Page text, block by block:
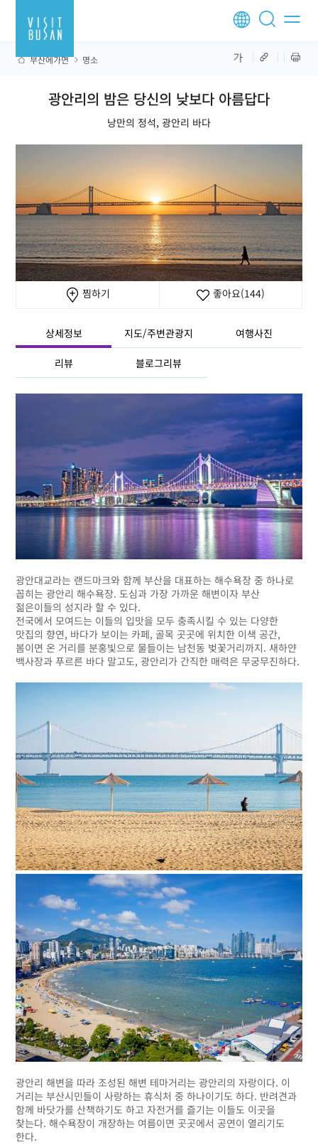
부산에가면 명소
광안리의 밤은 당신의 낮보다 아름답다
낭만의 정석, 광안리 바다
찜하기 좋아요(144)
상세정보 지도/주변관광지 여행사진
리뷰 블로그리뷰
광안대교라는 랜드마크와 함께 부산을 대표하는 해수욕장 중 하나로
꼽히는 광안리 해수욕장. 도심과 가장 가까운 해변이자 부산
젊은이들의 성지라 할 수 있다.
전국에서 모여드는 이들의 입맛을 모두 충족시킬 수 있는 다양한
맛집의 향연, 바다가 보이는 카페, 골목 곳곳에 위치한 이색 공간,
봄이면 온 거리를 분홍빛으로 물들이는 남천동 벚꽃거리까지. 새하얀
백사장과 푸르른 바다 말고도, 광안리가 간직한 매력은 무궁무진하다.
광안리 해변을 따라 조성된 해변 테마거리는 광안리의 자랑이다. 이
거리는 부산시민들이 사랑하는 휴식처 중 하나이기도 하다. 반려견과
함께 바닷가를 산책하기도 하고 자전거를 즐기는 이들도 이곳을
찾는다. 해수욕장이 개장하는 여름이면 곳곳에서 공연이 열리기도
한다.